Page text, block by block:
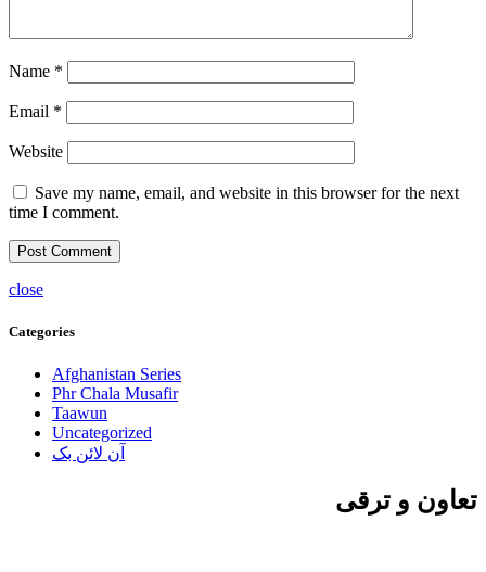
Name *
Email *
Website
Save my name, email, and website in this browser for the next
time I comment.
close
Categories
Afghanistan Series
Phr Chala Musafir
Taawun
Uncategorized
آن لائن بک
تعاون و ترقی